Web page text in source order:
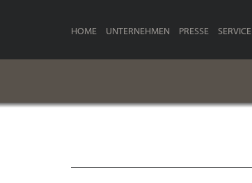
HOME UNTERNEHMEN PRESSE SERVICE